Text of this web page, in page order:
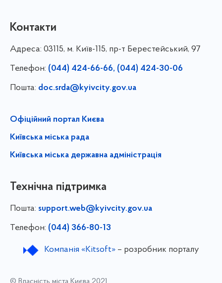
Контакти
Адреса: 03115, м. Київ-115, пр-т Берестейський, 97
Телефон: (044) 424-66-66, (044) 424-30-06
Пошта: doc.srda@kyivcity.gov.ua
Офіційний портал Києва
Київська міська рада
Київська міська державна адміністрація
Технічна підтримка
Пошта: support.web@kyivcity.gov.ua
Телефон: (044) 366-80-13
Компанія «Kitsoft»– розробник порталу
© Власність міста Києва 2021